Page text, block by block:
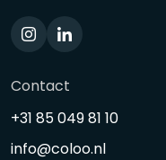
Contact
+31 85 049 81 10
info@coloo.nl